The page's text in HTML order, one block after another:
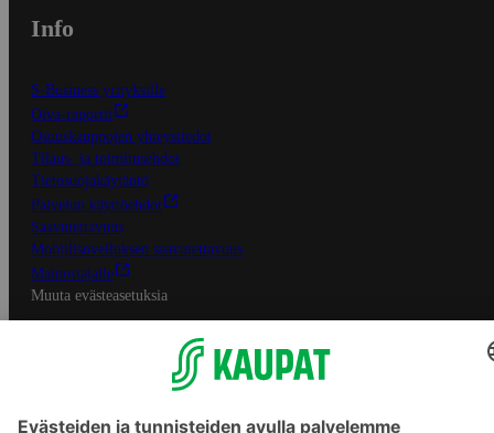
Info
S-Business yrityksille
Oiva-raportit
Osuuskauppojen yhteystiedot
Tilaus- ja toimitusehdot
Tietosuojakäytäntö
Palvelun käyttöehdot
Saavutettavuus
Mobiilisovelluksen saavutettavuus
Mainostajalle
Muuta evästeasetuksia
S-ryhmän palvelut